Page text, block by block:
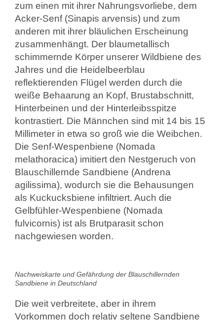
zum einen mit ihrer Nahrungsvorliebe, dem
Acker-Senf (Sinapis arvensis) und zum
anderen mit ihrer bläulichen Erscheinung
zusammenhängt. Der blaumetallisch
schimmernde Körper unserer Wildbiene des
Jahres und die Heidelbeerblau
reflektierenden Flügel werden durch die
weiße Behaarung an Kopf, Brustabschnitt,
Hinterbeinen und der Hinterleibsspitze
kontrastiert. Die Männchen sind mit 14 bis 15
Millimeter in etwa so groß wie die Weibchen.
Die Senf-Wespenbiene (Nomada
melathoracica) imitiert den Nestgeruch von
Blauschillernde Sandbiene (Andrena
agilissima), wodurch sie die Behausungen
als Kuckucksbiene infiltriert. Auch die
Gelbfühler-Wespenbiene (Nomada
fulvicornis) ist als Brutparasit schon
nachgewiesen worden.
Nachweiskarte und Gefährdung der Blauschillernden
Sandbiene in Deutschland
Die weit verbreitete, aber in ihrem
Vorkommen doch relativ seltene Sandbiene